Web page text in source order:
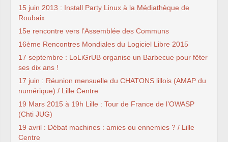
15 juin 2013 : Install Party Linux à la Médiathèque de
Roubaix
15e rencontre vers l’Assemblée des Communs
16ème Rencontres Mondiales du Logiciel Libre 2015
17 septembre : LoLiGrUB organise un Barbecue pour fêter
ses dix ans !
17 juin : Réunion mensuelle du CHATONS lillois (AMAP du
numérique) / Lille Centre
19 Mars 2015 à 19h Lille : Tour de France de l’OWASP
(Chti JUG)
19 avril : Débat machines : amies ou ennemies ? / Lille
Centre